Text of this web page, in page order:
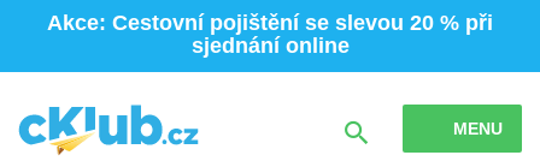
Akce: Cestovní pojištění se slevou 20 % při
sjednání online
MENU